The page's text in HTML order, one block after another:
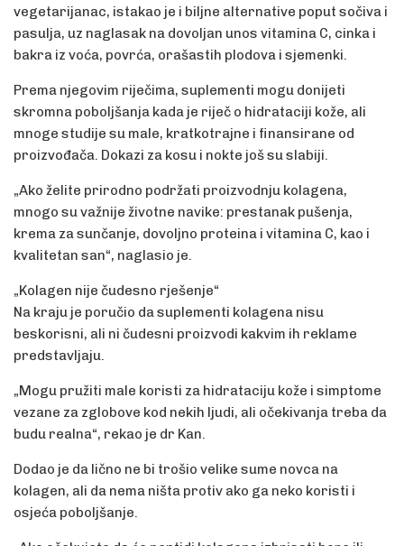
vegetarijanac, istakao je i biljne alternative poput sočiva i
pasulja, uz naglasak na dovoljan unos vitamina C, cinka i
bakra iz voća, povrća, orašastih plodova i sjemenki.
Prema njegovim riječima, suplementi mogu donijeti
skromna poboljšanja kada je riječ o hidrataciji kože, ali
mnoge studije su male, kratkotrajne i finansirane od
proizvođača. Dokazi za kosu i nokte još su slabiji.
„Ako želite prirodno podržati proizvodnju kolagena,
mnogo su važnije životne navike: prestanak pušenja,
krema za sunčanje, dovoljno proteina i vitamina C, kao i
kvalitetan san“, naglasio je.
„Kolagen nije čudesno rješenje“
Na kraju je poručio da suplementi kolagena nisu
beskorisni, ali ni čudesni proizvodi kakvim ih reklame
predstavljaju.
„Mogu pružiti male koristi za hidrataciju kože i simptome
vezane za zglobove kod nekih ljudi, ali očekivanja treba da
budu realna“, rekao je dr Kan.
Dodao je da lično ne bi trošio velike sume novca na
kolagen, ali da nema ništa protiv ako ga neko koristi i
osjeća poboljšanje.